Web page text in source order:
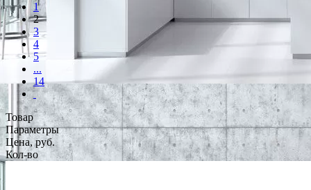
1
2
3
4
5
...
14
Товар
Параметры
Цена, руб.
Кол-во